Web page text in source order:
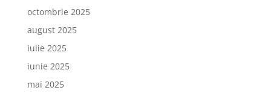
octombrie 2025
august 2025
iulie 2025
iunie 2025
mai 2025